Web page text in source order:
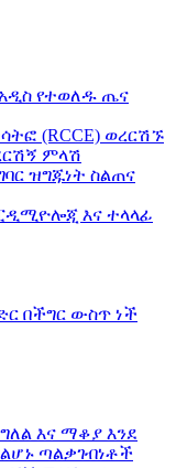
የተወለዱ ጤና
(RCCE) ወረርሽኙ
ምላሽ
ዝግጁነት ስልጠና
እና ተላላፊ
በችግር ውስጥ ነች
እና ማቆያ እንደ
ጣልቃገብነቶች